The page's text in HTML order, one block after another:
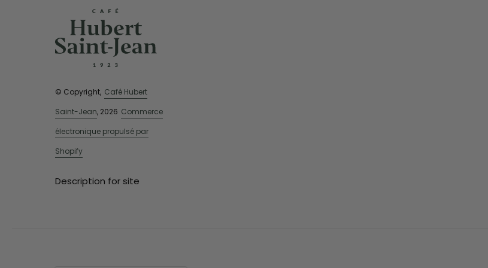
© Copyright, Café Hubert
Saint-Jean, 2026 Commerce
électronique propulsé par
Shopify
Description for site